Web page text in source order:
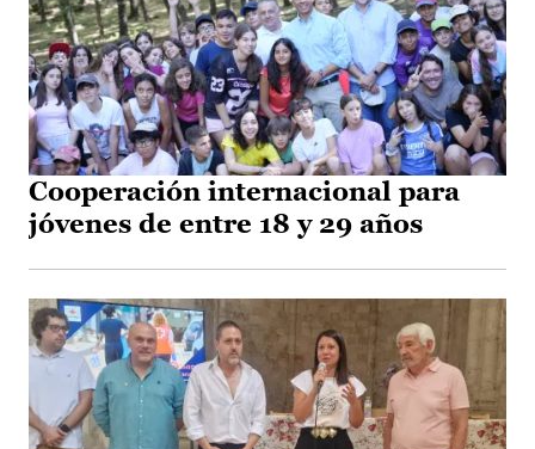
Cooperación internacional para
jóvenes de entre 18 y 29 años